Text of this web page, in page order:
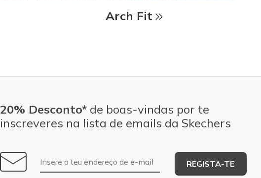
Arch Fit
20% Desconto* de boas-vindas por te
inscreveres na lista de emails da Skechers
Endereço de e-mail
REGISTA-TE